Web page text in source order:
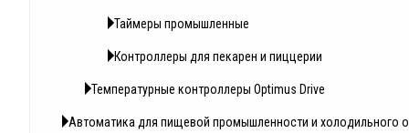
Таймеры промышленные
Контроллеры для пекарен и пиццерии
Температурные контроллеры Optimus Drive
Автоматика для пищевой промышленности и холодильного